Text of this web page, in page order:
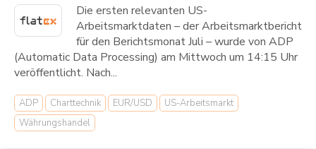
Die ersten relevanten US-
Arbeitsmarktdaten – der Arbeitsmarktbericht
für den Berichtsmonat Juli – wurde von ADP
(Automatic Data Processing) am Mittwoch um 14:15 Uhr
veröffentlicht. Nach...
ADP Charttechnik EUR/USD
US-Arbeitsmarkt
Währungshandel